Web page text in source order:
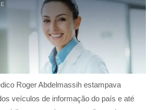
Roger Abdelmassih estampava
veículos de informação do país e até